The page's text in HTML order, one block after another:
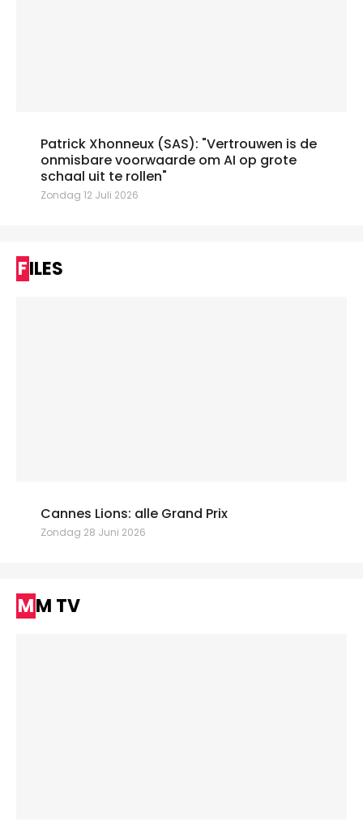
Patrick Xhonneux (SAS): "Vertrouwen is de
onmisbare voorwaarde om AI op grote
schaal uit te rollen"
Zondag 12 Juli 2026
FILES
Cannes Lions: alle Grand Prix
Zondag 28 Juni 2026
MM TV